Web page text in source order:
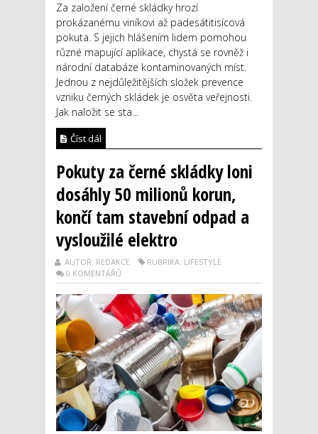
Za založení černé skládky hrozí
prokázanému viníkovi až padesátitisícová
pokuta. S jejich hlášením lidem pomohou
různé mapující aplikace, chystá se rovněž i
národní databáze kontaminovaných míst.
Jednou z nejdůležitějších složek prevence
vzniku černých skládek je osvěta veřejnosti.
Jak naložit se sta...
Číst dál
Pokuty za černé skládky loni
dosáhly 50 milionů korun,
končí tam stavební odpad a
vysloužilé elektro
AUTOR: REDAKCE
RUBRIKA: LIFESTYLE
0 KOMENTÁŘŮ